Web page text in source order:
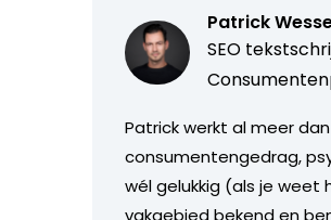
Patrick
SEO
Patrick werkt al meer
consumentengedrag,
wél gelukkig (als je
vakgebied bekend en